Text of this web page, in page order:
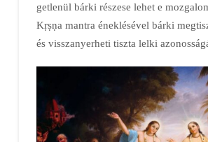
get­lenül bárki részese lehet e
Kṛṣṇa mantra ének­lé­sével bárki
és vissza­nyer­heti tiszta lelki